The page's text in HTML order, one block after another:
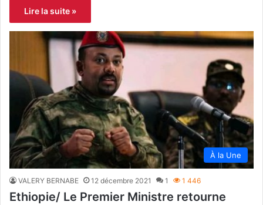
Lire la suite »
À la Une
VALERY BERNABE 12 décembre 2021 1 1 446
Ethiopie/ Le Premier Ministre retourne